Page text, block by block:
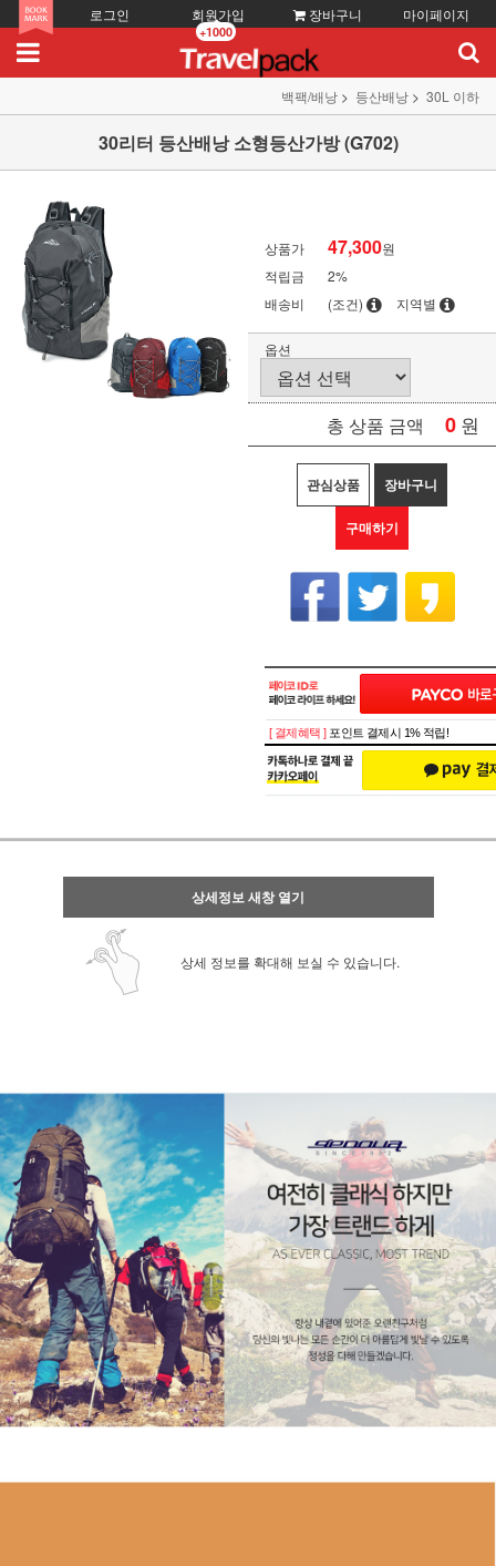
로그인 회원가입
+1000
장바구니 마이페이지
백팩/배낭 등산배낭 30L 이하
30리터 등산배낭 소형등산가방 (G702)
상품가 47,300원
적립금
2%
배송비
(조건) 지역별
옵션
총 상품 금액 0 원
관심상품 장바구니
구매하기
페이코 ID로 페
PAYCO 바로
[ 결제혜택 ] 포인트 결제시 1% 적립!
상세정보 새창 열기
상세 정보를 확대해 보실 수 있습니다.